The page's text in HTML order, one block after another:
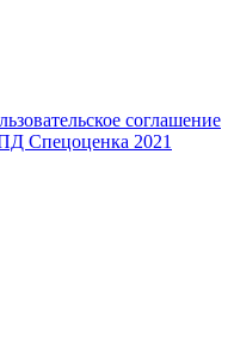
соглашение
Спецоценка 2021